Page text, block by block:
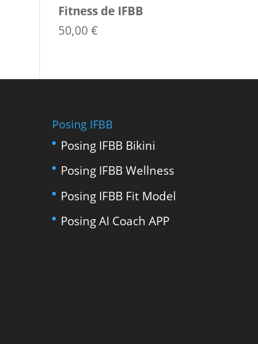
Fitness de IFBB
50,00€
Posing IFBB
Posing IFBB Bikini
Posing IFBB Wellness
Posing IFBB Fit Model
Posing AI Coach APP